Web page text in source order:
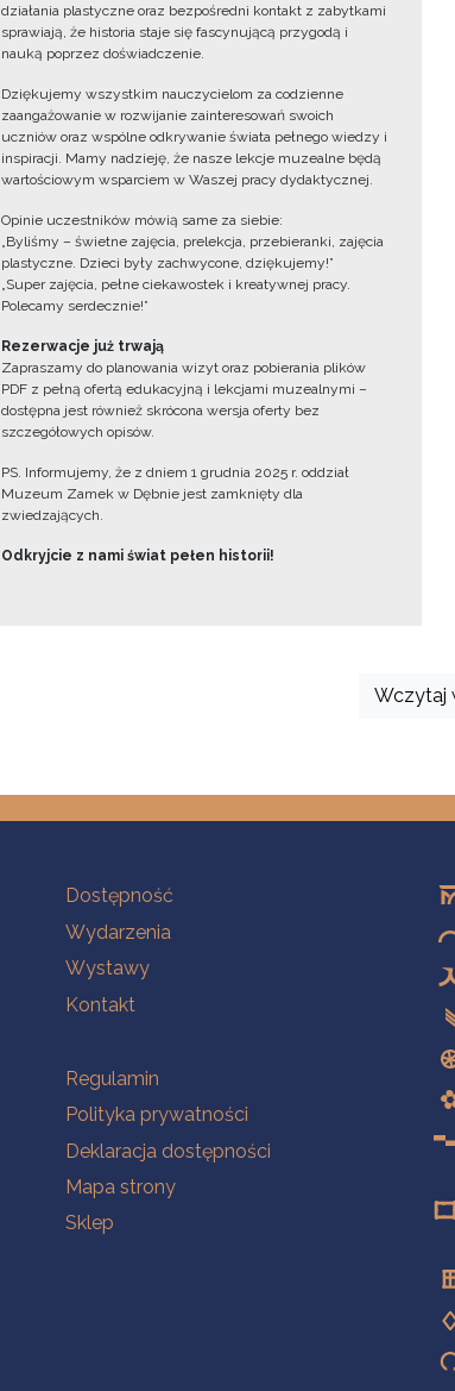
działania plastyczne oraz bezpośredni kontakt z zabytkami
sprawiają, że historia staje się fascynującą przygodą i
nauką poprzez doświadczenie.
Dziękujemy wszystkim nauczycielom za codzienne
zaangażowanie w rozwijanie zainteresowań swoich
uczniów oraz wspólne odkrywanie świata pełnego wiedzy i
inspiracji. Mamy nadzieję, że nasze lekcje muzealne będą
wartościowym wsparciem w Waszej pracy dydaktycznej.
Opinie uczestników mówią same za siebie:
„Byliśmy – świetne zajęcia, prelekcja, przebieranki, zajęcia
plastyczne. Dzieci były zachwycone, dziękujemy!”
„Super zajęcia, pełne ciekawostek i kreatywnej pracy.
Polecamy serdecznie!”
Rezerwacje już trwają
Zapraszamy do planowania wizyt oraz pobierania plików
PDF z pełną ofertą edukacyjną i lekcjami muzealnymi –
dostępna jest również skrócona wersja oferty bez
szczegółowych opisów.
PS. Informujemy, że z dniem 1 grudnia 2025 r. oddział
Muzeum Zamek w Dębnie jest zamknięty dla
zwiedzających.
Odkryjcie z nami świat pełen historii!
Wczytaj
Na skróty
Dostępność
Wydarzenia
Wystawy
Kontakt
Na skróty
Regulamin
Polityka prywatności
Deklaracja dostępności
Mapa strony
Sklep